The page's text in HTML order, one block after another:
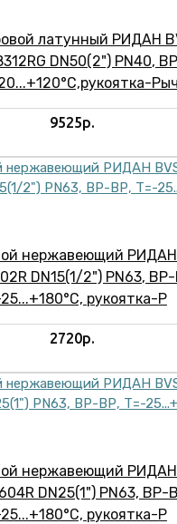
латунный РИДАН
DN50(2") PN40,
9525р.
нержавеющий РИДАН
DN15(1/2") PN63,
рукоятка-Р
2720р.
нержавеющий РИДАН
DN25(1") PN63, ВР-
рукоятка-Р